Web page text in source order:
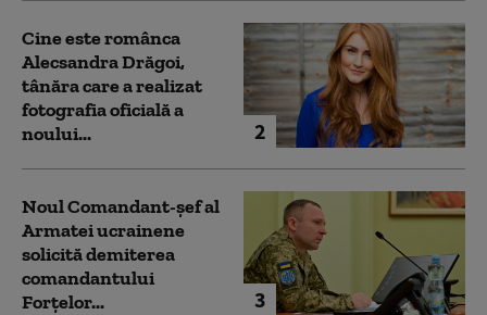
2
Cine este românca
Alecsandra Drăgoi,
tânăra care a realizat
fotografia oficială a
noului...
3
Noul Comandant-șef al
Armatei ucrainene
solicită demiterea
comandantului
Forțelor...